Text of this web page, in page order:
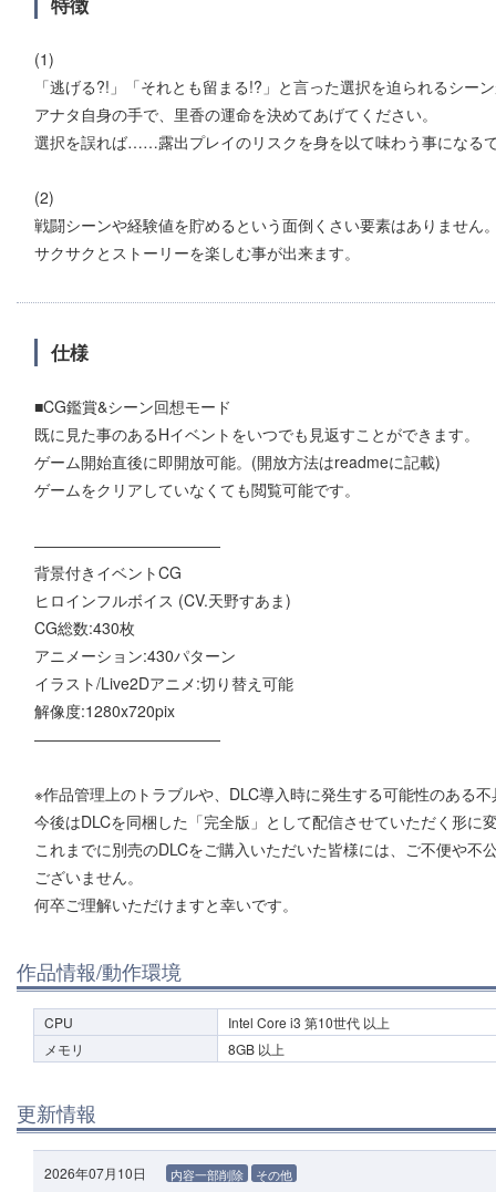
(1)
「逃げる?!」「それとも留まる!?」と言った選択を迫られるシー
アナタ自身の手で、里香の運命を決めてあげてください。
選択を誤れば……露出プレイのリスクを身を以て味わう事になる
(2)
戦闘シーンや経験値を貯めるという面倒くさい要素はありません
サクサクとストーリーを楽しむ事が出来ます。
仕様
■CG鑑賞&シーン回想モード
既に見た事のあるHイベントをいつでも見返すことができます。
ゲーム開始直後に即開放可能。(開放方法はreadmeに記載)
ゲームをクリアしていなくても閲覧可能です。
――――――――――――
背景付きイベントCG
ヒロインフルボイス (CV.天野すあま)
CG総数:430枚
アニメーション:430パターン
イラスト/Live2Dアニメ:切り替え可能
解像度:1280x720pix
――――――――――――
※作品管理上のトラブルや、DLC導入時に発生する可能性のある
今後はDLCを同梱した「完全版」として配信させていただく形に
これまでに別売のDLCをご購入いただいた皆様には、ご不便や不
ございません。
何卒ご理解いただけますと幸いです。
作品情報/動作環境
CPU
Intel Core i3 第10世代 以上
メモリ
8GB 以上
更新情報
2026年07月10日 内容一部削除 その他